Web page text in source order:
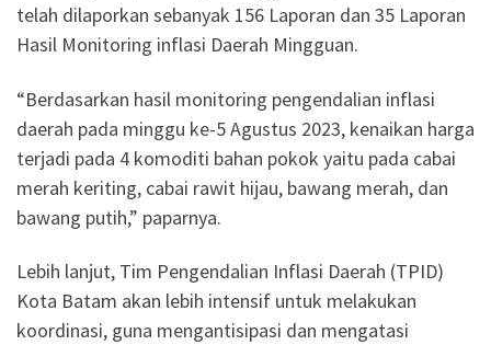
telah dilaporkan sebanyak 156 Laporan dan 35 Laporan
Hasil Monitoring inflasi Daerah Mingguan.
“Berdasarkan hasil monitoring pengendalian inflasi
daerah pada minggu ke-5 Agustus 2023, kenaikan harga
terjadi pada 4 komoditi bahan pokok yaitu pada cabai
merah keriting, cabai rawit hijau, bawang merah, dan
bawang putih,” paparnya.
Lebih lanjut, Tim Pengendalian Inflasi Daerah (TPID)
Kota Batam akan lebih intensif untuk melakukan
koordinasi, guna mengantisipasi dan mengatasi